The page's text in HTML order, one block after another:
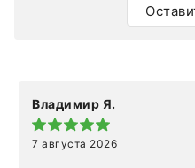
Владимир Я.
7 августа 2026